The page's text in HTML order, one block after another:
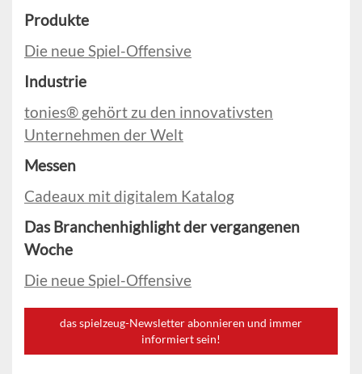
Produkte
Die neue Spiel-Offensive
Industrie
tonies® gehört zu den innovativsten
Unternehmen der Welt
Messen
Cadeaux mit digitalem Katalog
Das Branchenhighlight der vergangenen
Woche
Die neue Spiel-Offensive
das spielzeug-Newsletter abonnieren und immer
informiert sein!